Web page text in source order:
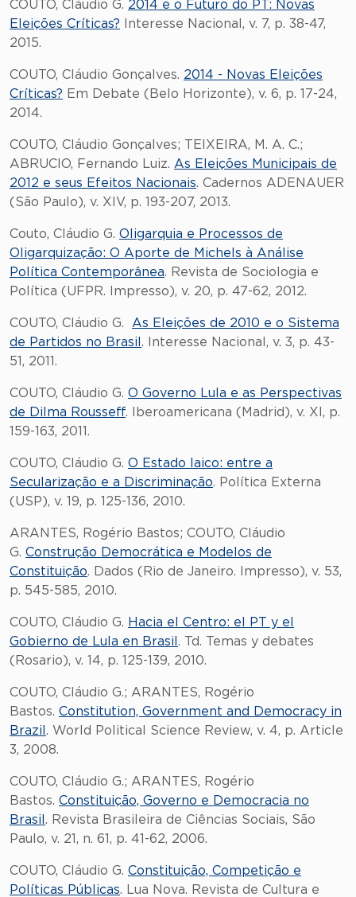
COUTO, Cláudio G. 2014 e o Futuro do PT: Novas
Eleições Críticas? Interesse Nacional, v. 7, p. 38-47,
2015.
COUTO, Cláudio Gonçalves. 2014 - Novas Eleições
Críticas? Em Debate (Belo Horizonte), v. 6, p. 17-24,
2014.
COUTO, Cláudio Gonçalves; TEIXEIRA, M. A. C.;
ABRUCIO, Fernando Luiz. As Eleições Municipais de
2012 e seus Efeitos Nacionais. Cadernos ADENAUER
(São Paulo), v. XIV, p. 193-207, 2013.
Couto, Cláudio G. Oligarquia e Processos de
Oligarquização: O Aporte de Michels à Análise
Política Contemporânea. Revista de Sociologia e
Política (UFPR. Impresso), v. 20, p. 47-62, 2012.
COUTO, Cláudio G. As Eleições de 2010 e o Sistema
de Partidos no Brasil . Interesse Nacional, v. 3, p. 43-
51, 2011.
COUTO, Cláudio G. O Governo Lula e as Perspectivas
de Dilma Rousseff. Iberoamericana (Madrid), v. XI, p.
159-163, 2011.
COUTO, Cláudio G. O Estado laico: entre a
Secularização e a Discriminação. Política Externa
(USP), v. 19, p. 125-136, 2010.
ARANTES, Rogério Bastos; COUTO, Cláudio
G. Construção Democrática e Modelos de
Constituição. Dados (Rio de Janeiro. Impresso), v. 53,
p. 545-585, 2010.
COUTO, Cláudio G. Hacia el Centro: el PT y el
Gobierno de Lula en Brasil . Td. Temas y debates
(Rosario), v. 14, p. 125-139, 2010.
COUTO, Cláudio G.; ARANTES, Rogério
Bastos. Constitution, Government and Democracy in
Brazil . World Political Science Review, v. 4, p. Article
3, 2008.
COUTO, Cláudio G.; ARANTES, Rogério
Bastos. Constituição, Governo e Democracia no
Brasil . Revista Brasileira de Ciências Sociais, São
Paulo, v. 21, n. 61, p. 41-62, 2006.
COUTO, Cláudio G. Constituição, Competição e
Políticas Públicas. Lua Nova. Revista de Cultura e